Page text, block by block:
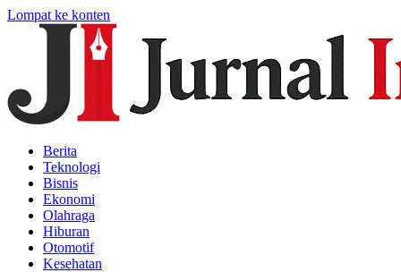
Lompat ke konten
Berita
Teknologi
Bisnis
Ekonomi
Olahraga
Hiburan
Otomotif
Kesehatan